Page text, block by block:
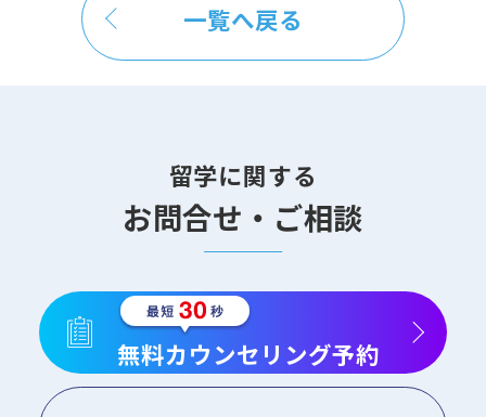
一覧へ戻る
留学に関する
お問合せ・ご相談
無料カウンセリング予約